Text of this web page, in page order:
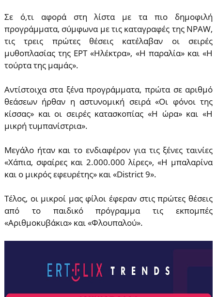
Σε ό,τι αφορά στη λίστα με τα πιο δημοφιλή
προγράμματα, σύμφωνα με τις καταγραφές της NPAW,
τις τρεις πρώτες θέσεις κατέλαβαν οι σειρές
μυθοπλασίας της ΕΡΤ «Ηλέκτρα», «Η παραλία» και «Η
τούρτα της μαμάς».
Αντίστοιχα στα ξένα προγράμματα, πρώτα σε αριθμό
θεάσεων ήρθαν η αστυνομική σειρά «Οι φόνοι της
κίσσας» και οι σειρές κατασκοπίας «Η ώρα» και «Η
μικρή τυμπανίστρια».
Μεγάλο ήταν και το ενδιαφέρον για τις ξένες ταινίες
«Χάπια, σφαίρες και 2.000.000 λίρες», «Η μπαλαρίνα
και ο μικρός εφευρέτης» και «District 9».
Τέλος, οι μικροί μας φίλοι έφεραν στις πρώτες θέσεις
από το παιδικό πρόγραμμα τις εκπομπές
«Αριθμοκυβάκια» και «Φλουπαλού».